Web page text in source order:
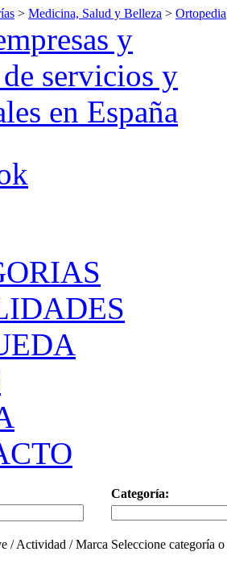
> Medicina, Salud y Belleza > Ortopedia
Categoría:
/ Actividad / Marca Seleccione categoría